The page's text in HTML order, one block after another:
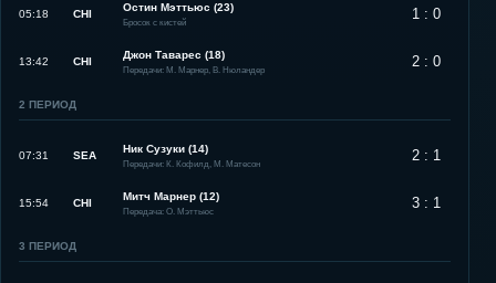
05:18 CHI
Остин Мэттьюс (23)
Бросок с кистей 1 : 0
13:42 CHI
Джон Таварес (18)
Передачи: М. Марнер, В. Нюландер 2 : 0
2 ПЕРИОД
07:31 SEA
Ник Сузуки (14)
Передачи: К. Кофилд, М. Матесон 2 : 1
15:54 CHI
Митч Марнер (12)
Передача: О. Мэттьюс 3 : 1
3 ПЕРИОД